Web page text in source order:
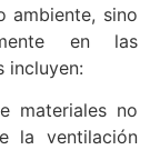
ambiente, sino
en las
incluyen:
materiales no
la ventilación